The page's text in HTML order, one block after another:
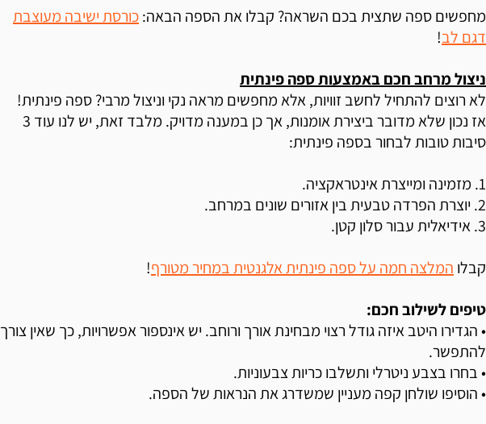
מחפשים ספה שתצית בכם השראה? קבלו את הספה הבאה:כורסת ישיבה מעוצבת
דגם לב!
ניצול מרחב חכם באמצעות ספה פינתית
לא רוצים להתחיל לחשב זוויות, אלא מחפשים מראה נקי וניצול מרבי? ספה פינתית!
אז נכון שלא מדובר ביצירת אומנות, אך כן במענה מדויק. מלבד זאת, יש לנו עוד 3
סיבות טובות לבחור בספה פינתית:
1. מזמינה ומייצרת אינטראקציה.
2. יוצרת הפרדה טבעית בין אזורים שונים במרחב.
3. אידיאלית עבור סלון קטן.
קבלו המלצה חמה על ספה פינתית אלגנטית במחיר מטורף!
טיפים לשילוב חכם:
• הגדירו היטב איזה גודל רצוי מבחינת אורך ורוחב. יש אינספור אפשרויות, כך שאין צורך
להתפשר.
• בחרו בצבע ניטרלי ותשלבו כריות צבעוניות.
• הוסיפו שולחן קפה מעניין שמשדרג את הנראות של הספה.